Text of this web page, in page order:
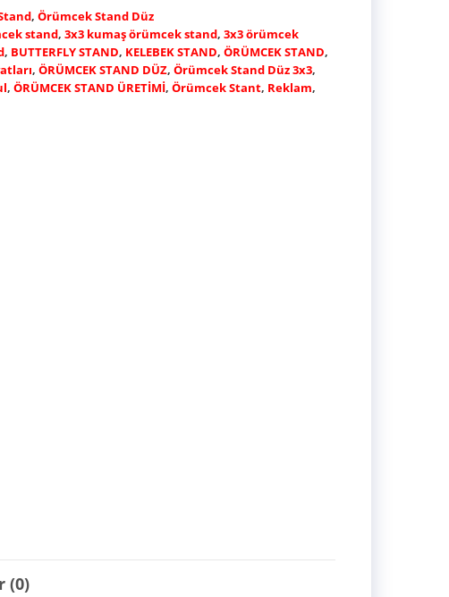
, Örümcek Stand Düz
stand, 3x3 kumaş örümcek stand, 3x3 örümcek
, BUTTERFLY STAND, KELEBEK STAND, ÖRÜMCEK STAND,
, ÖRÜMCEK STAND DÜZ, Örümcek Stand Düz 3x3,
, ÖRÜMCEK STAND ÜRETİMİ, Örümcek Stant, Reklam,
(0)